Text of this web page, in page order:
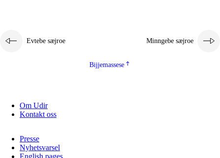
Evtebe sæjroe Minngebe sæjroe
Bijjemassese
Om Udir
Kontakt oss
Presse
Nyhetsvarsel